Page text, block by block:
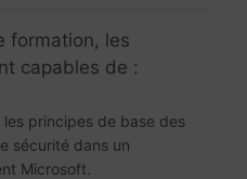
formation, les
capables de :
les principes de base des
sécurité dans un
Microsoft.